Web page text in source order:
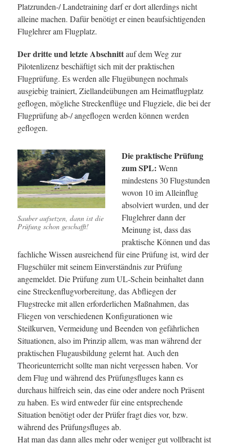
Platzrunden-/ Landetraining darf er dort allerdings nicht
alleine machen. Dafür benötigt er einen beaufsichtigenden
Fluglehrer am Flugplatz.
Der dritte und letzte Abschnittauf dem Weg zur
Pilotenlizenz beschäftigt sich mit der praktischen
Flugprüfung. Es werden alle Flugübungen nochmals
ausgiebig trainiert, Ziellandeübungen am Heimatflugplatz
geflogen, mögliche Streckenflüge und Flugziele, die bei der
Flugprüfung ab-/ angeflogen werden können werden
geflogen.
Sauber aufsetzen, dann ist die
Prüfung schon geschafft!
Die praktische Prüfung
zum SPL: Wenn
mindestens 30 Flugstunden
wovon 10 im Alleinflug
absolviert wurden, und der
Fluglehrer dann der
Meinung ist, dass das
praktische Können und das
fachliche Wissen ausreichend für eine Prüfung ist, wird der
Flugschüler mit seinem Einverständnis zur Prüfung
angemeldet. Die Prüfung zum UL-Schein beinhaltet dann
eine Streckenflugvorbereitung, das Abfliegen der
Flugstrecke mit allen erforderlichen Maßnahmen, das
Fliegen von verschiedenen Konfigurationen wie
Steilkurven, Vermeidung und Beenden von gefährlichen
Situationen, also im Prinzip allem, was man während der
praktischen Flugausbildung gelernt hat. Auch den
Theorieunterricht sollte man nicht vergessen haben. Vor
dem Flug und während des Prüfungsfluges kann es
durchaus hilfreich sein, das eine oder andere noch Präsent
zu haben. Es wird entweder für eine entsprechende
Situation benötigt oder der Prüfer fragt dies vor, bzw.
während des Prüfungsfluges ab.
Hat man das dann alles mehr oder weniger gut vollbracht ist